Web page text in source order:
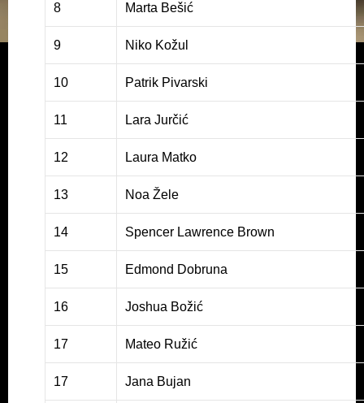
8 Marta Bešić
9 Niko Kožul
10 Patrik Pivarski
11 Lara Jurčić
12 Laura Matko
13 Noa Žele
14 Spencer Lawrence Brown
15 Edmond Dobruna
16 Joshua Božić
17 Mateo Ružić
17 Jana Bujan